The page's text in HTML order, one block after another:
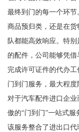
最终到门的每一个环
商品预归类，还是在
队都能高效响应。特
的配件，公司能够凭
完成许可证件的代办工
门到门服务，最大程
对于汽车配件进口企
傲的“门到门”一站式服
该服务整合了进出口